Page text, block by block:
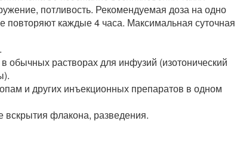
потливость. Рекомендуемая доза на одно
каждые 4 часа. Максимальная суточная
растворах для инфузий (изотонический
и других инъекционных препаратов в одном
вскрытия флакона, разведения.